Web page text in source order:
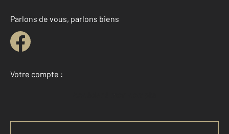
Parlons de vous, parlons biens
Votre compte :
Accéder à mon compte